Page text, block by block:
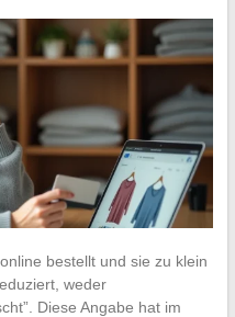
bestellt und sie zu klein
weder
Diese Angabe hat im